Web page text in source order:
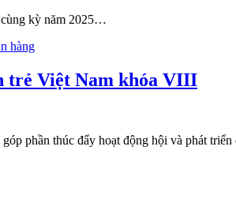
cùng kỳ năm 2025…
trẻ Việt Nam khóa VIII
phần thúc đẩy hoạt động hội và phát triển